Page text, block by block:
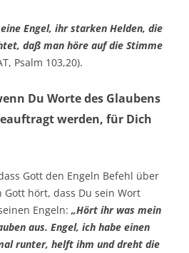
Engel, ihr starken Helden, die
daß man höre auf die Stimme
Psalm 103,20).
Du Worte des Glaubens
werden, für Dich
Gott den Engeln Befehl über
Gott hört, dass Du sein Wort
Engeln: „Hört ihr was mein
aus. Engel, ich habe einen
runter, helft ihm und dreht die